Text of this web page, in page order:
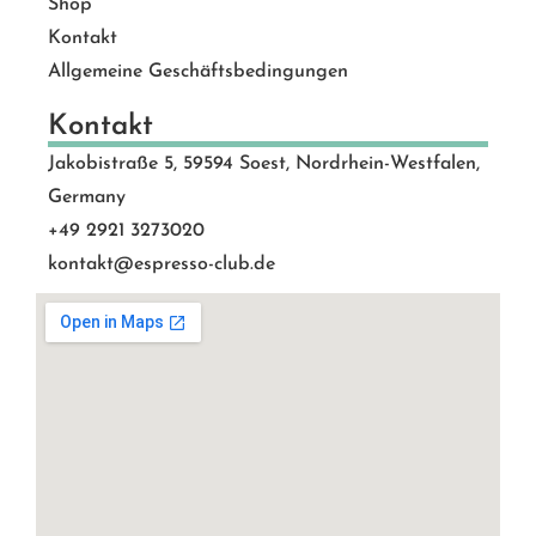
Shop
Kontakt
Allgemeine Geschäftsbedingungen
Kontakt
Jakobistraße 5, 59594 Soest, Nordrhein-Westfalen,
Germany
+49 2921 3273020
kontakt@espresso-club.de